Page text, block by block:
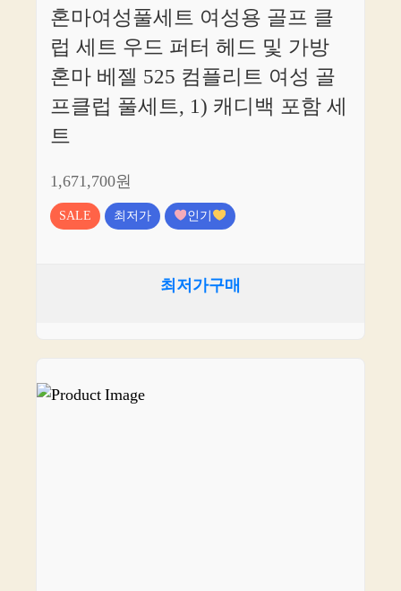
혼마여성풀세트 여성용 골프 클
럽 세트 우드 퍼터 헤드 및 가방
혼마 베젤 525 컴플리트 여성 골
프클럽 풀세트, 1) 캐디백 포함 세
트
1,671,700원
SALE 최저가 인기
최저가구매